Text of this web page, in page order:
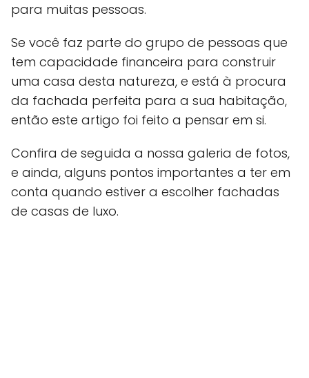
para muitas pessoas.
Se você faz parte do grupo de pessoas que
tem capacidade financeira para construir
uma casa desta natureza, e está à procura
da fachada perfeita para a sua habitação,
então este artigo foi feito a pensar em si.
Confira de seguida a nossa galeria de fotos,
e ainda, alguns pontos importantes a ter em
conta quando estiver a escolher fachadas
de casas de luxo.